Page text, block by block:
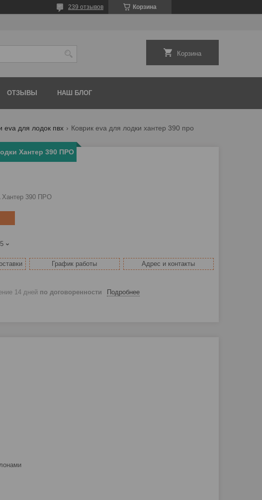
Корзина
239 отзывов
Корзина
ОТЗЫВЫ НАШ БЛОГ
eva для лодок пвх Коврик eva для лодки хантер 390 про
Хантер 390 ПРО
Хантер 390 ПРО
График работы Адрес и контакты
14 дней по договоренности Подробнее